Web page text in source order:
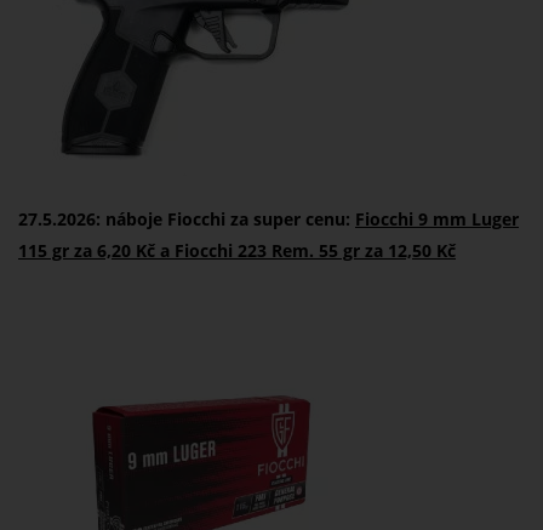
27.5.2026: náboje Fiocchi za super cenu: Fiocchi 9 mm Luger
115 gr za 6,20 Kč a Fiocchi 223 Rem. 55 gr za 12,50 Kč